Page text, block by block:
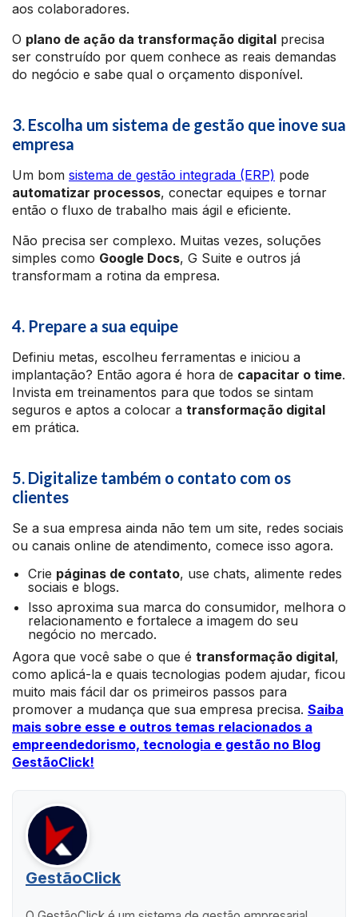
aos colaboradores.
O plano de ação da transformação digital precisa
ser construído por quem conhece as reais demandas
do negócio e sabe qual o orçamento disponível.
3. Escolha um sistema de gestão que inove sua
empresa
Um bom sistema de gestão integrada (ERP) pode
automatizar processos, conectar equipes e tornar
então o fluxo de trabalho mais ágil e eficiente.
Não precisa ser complexo. Muitas vezes, soluções
simples como Google Docs, G Suite e outros já
transformam a rotina da empresa.
4. Prepare a sua equipe
Definiu metas, escolheu ferramentas e iniciou a
implantação? Então agora é hora de capacitar o time.
Invista em treinamentos para que todos se sintam
seguros e aptos a colocar a transformação digital
em prática.
5. Digitalize também o contato com os
clientes
Se a sua empresa ainda não tem um site, redes sociais
ou canais online de atendimento, comece isso agora.
Crie páginas de contato, use chats, alimente redes
sociais e blogs.
Isso aproxima sua marca do consumidor, melhora o
relacionamento e fortalece a imagem do seu
negócio no mercado.
Agora que você sabe o que é transformação digital,
como aplicá-la e quais tecnologias podem ajudar, ficou
muito mais fácil dar os primeiros passos para
promover a mudança que sua empresa precisa. Saiba
mais sobre esse e outros temas relacionados a
empreendedorismo, tecnologia e gestão no Blog
GestãoClick!
GestãoClick